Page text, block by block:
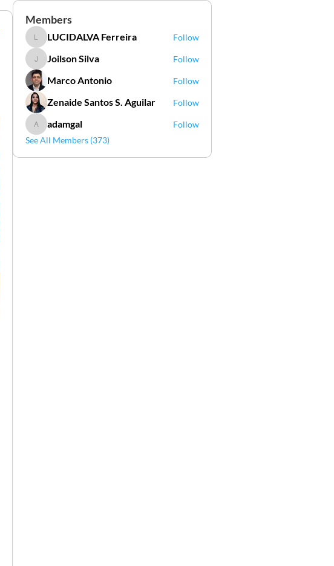
Members
LUCIDALVA Ferreira
LUCIDALVA Ferreira Follow
Joilson Silva
Joilson Silva Follow
Marco Antonio Follow
Zenaide Santos S. Aguilar Follow
adamgal
adamgal
Follow
See All Members (373)